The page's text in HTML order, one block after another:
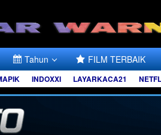
Tahun FILM TERBAIK
INDOXXI LAYARKACA21